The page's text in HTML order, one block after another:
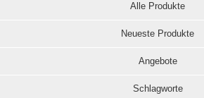
Alle Produkte
Neueste Produkte
Angebote
Schlagworte